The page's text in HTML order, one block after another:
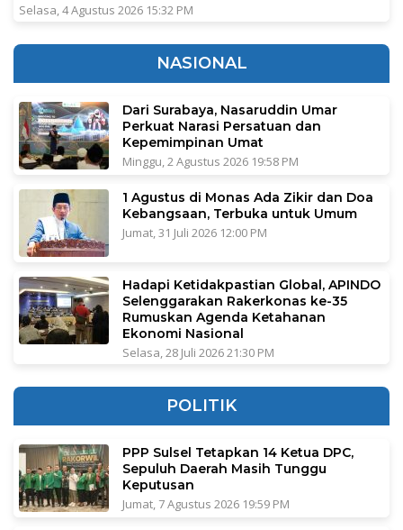
Selasa, 4 Agustus 2026 15:32 PM
NASIONAL
Dari Surabaya, Nasaruddin Umar
Perkuat Narasi Persatuan dan
Kepemimpinan Umat
Minggu, 2 Agustus 2026 19:58 PM
1 Agustus di Monas Ada Zikir dan Doa
Kebangsaan, Terbuka untuk Umum
Jumat, 31 Juli 2026 12:00 PM
Hadapi Ketidakpastian Global, APINDO
Selenggarakan Rakerkonas ke-35
Rumuskan Agenda Ketahanan
Ekonomi Nasional
Selasa, 28 Juli 2026 21:30 PM
POLITIK
PPP Sulsel Tetapkan 14 Ketua DPC,
Sepuluh Daerah Masih Tunggu
Keputusan
Jumat, 7 Agustus 2026 19:59 PM